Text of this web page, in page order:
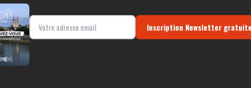
Inscription Newsletter gratuite